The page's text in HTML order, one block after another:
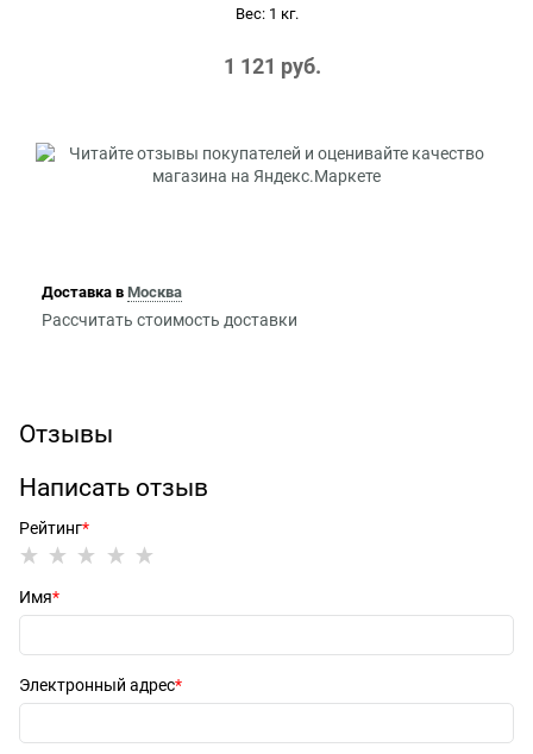
Вес: 1 кг.
1 121 руб.
Доставка в Москва
Рассчитать стоимость доставки
Отзывы
Написать отзыв
Рейтинг
Имя
Электронный адрес